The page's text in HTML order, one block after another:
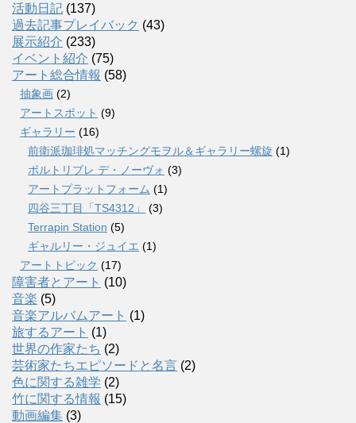
活動日記 (137)
過去記事プレイバック (43)
展示紹介 (233)
イベント紹介 (75)
アート総合情報 (58)
抽象画 (2)
アートスポット (9)
ギャラリー (16)
前衛派珈琲処マッチングモヲル＆ギャラリー螺旋 (1)
ポルトリブレ デ・ノーヴォ (3)
アートプラットフォーム (1)
四谷三丁目「TS4312」
(3)
Terrapin Station (5)
ギャルリー・ジュイエ (1)
アートトピック (17)
障害者とアート (10)
音楽 (5)
音楽アルバムアート (1)
旅するアート (1)
世界の作家たち (2)
芸術家たちエピソードと名言 (2)
色に関する雑学 (2)
竹に関する情報 (15)
動画編集 (3)